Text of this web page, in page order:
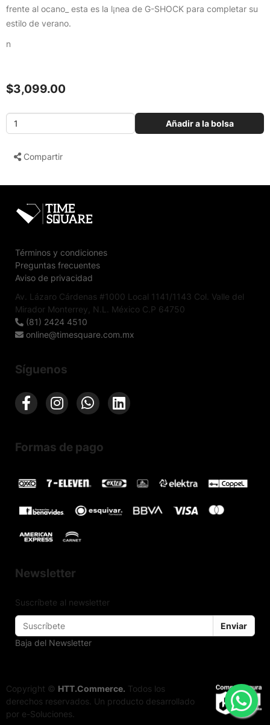
frente al ocano_ esta es la l¡nea de G-SHOCK para completar su
estilo de verano.
n
$3,099.00
Añadir a la bolsa
Compartir
Términos y condiciones
Preguntas frecuentes
Aviso de privacidad
Av. Lázaro Cárdenas #1000 Local 1141/1143 Col. Valle del
Mirador Monterrey, N.L. México C.P 64750
(81) 2424 4510
online@timesquare.com.mx
Síguenos
Formas de pago
Newsletter
Suscríbete al newsletter
Enviar
Baja del Newsletter
Copyright © HTT.Commerce. Todos los
derechos reservados. Un producto desarrollado
por e-Soluciones.